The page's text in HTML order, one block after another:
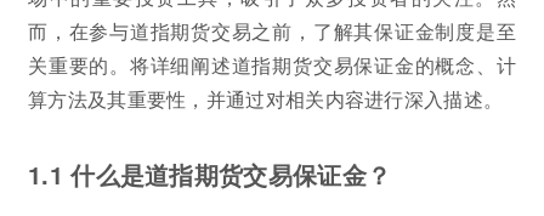
而，在参与道指期货交易之前，了解其保证金制度是至
关重要的。将详细阐述道指期货交易保证金的概念、计
算方法及其重要性，并通过对相关内容进行深入描述。
1.1 什么是道指期货交易保证金？